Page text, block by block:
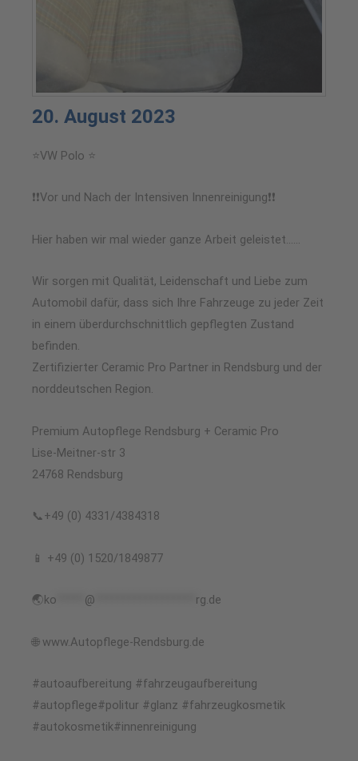
20. August 2023
⭐VW Polo ⭐
❗❗Vor und Nach der Intensiven Innenreinigung❗❗
Hier haben wir mal wieder ganze Arbeit geleistet……
Wir sorgen mit Qualität, Leidenschaft und Liebe zum
Automobil dafür, dass sich Ihre Fahrzeuge zu jeder Zeit
in einem überdurchschnittlich gepflegten Zustand
befinden.
Zertifizierter Ceramic Pro Partner in Rendsburg und der
norddeutschen Region.
Premium Autopflege Rendsburg + Ceramic Pro
Lise-Meitner-str 3
24768 Rendsburg
📞+49 (0) 4331/4384318
📱 +49 (0) 1520/1849877
🌏ko @ rg.de
🌐 www.Autopflege-Rendsburg.de
#autoaufbereitung #fahrzeugaufbereitung
#autopflege#politur #glanz #fahrzeugkosmetik
#autokosmetik#innenreinigung